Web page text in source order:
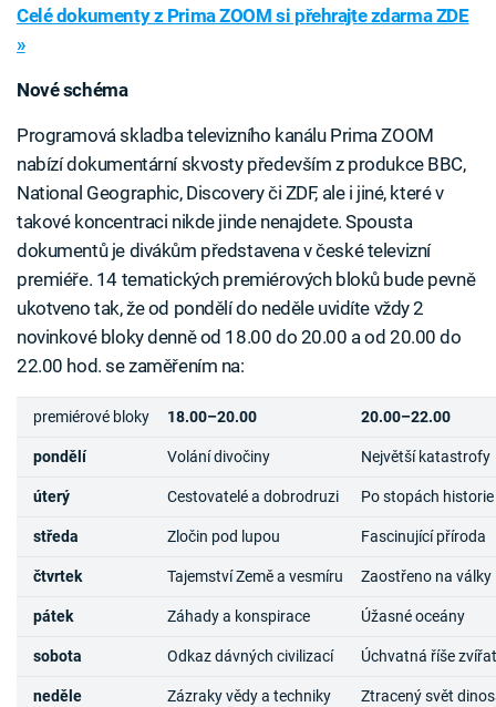
Celé dokumenty z Prima ZOOM si přehrajte zdarma ZDE
»
Nové schéma
Programová skladba televizního kanálu Prima ZOOM
nabízí dokumentární skvosty především z produkce BBC,
National Geographic, Discovery či ZDF, ale i jiné, které v
takové koncentraci nikde jinde nenajdete. Spousta
dokumentů je divákům představena v české televizní
premiéře. 14 tematických premiérových bloků bude pevně
ukotveno tak, že od pondělí do neděle uvidíte vždy 2
novinkové bloky denně od 18.00 do 20.00 a od 20.00 do
22.00 hod. se zaměřením na:
premiérové bloky 18.00–20.00 20.00–22.00
pondělí Volání divočiny Největší katastrofy
úterý Cestovatelé a dobrodruzi Po stopách historie
středa Zločin pod lupou Fascinující příroda
čtvrtek Tajemství Země a vesmíru Zaostřeno na války
pátek Záhady a konspirace Úžasné oceány
sobota Odkaz dávných civilizací Úchvatná říše zvířat
neděle Zázraky vědy a techniky Ztracený svět